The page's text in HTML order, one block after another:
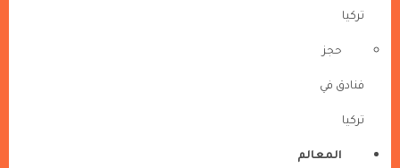
تركيا
حجز
فنادق في
تركيا
المعالم